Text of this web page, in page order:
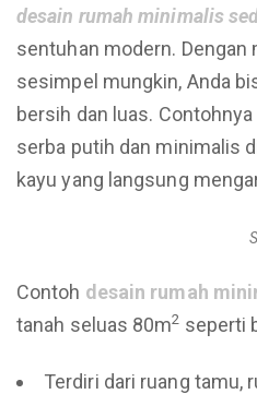
desain rumah minimalis
sentuhan modern. Dengan
sesimpel mungkin, Anda
bersih dan luas.
serba putih dan minimalis
kayu yang langsung
Contoh desain rumah
tanah seluas 80m2 seperti
Terdiri dari ruang tamu,